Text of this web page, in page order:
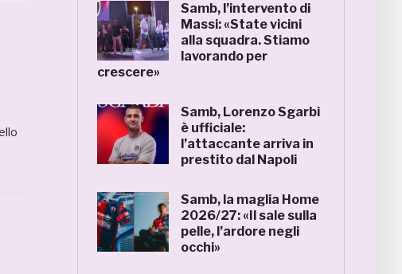
Samb, l’intervento di
Massi: «State vicini
alla squadra. Stiamo
lavorando per
crescere»
Samb, Lorenzo Sgarbi
è ufficiale:
l’attaccante arriva in
prestito dal Napoli
Samb, la maglia Home
2026/27: «Il sale sulla
pelle, l’ardore negli
occhi»